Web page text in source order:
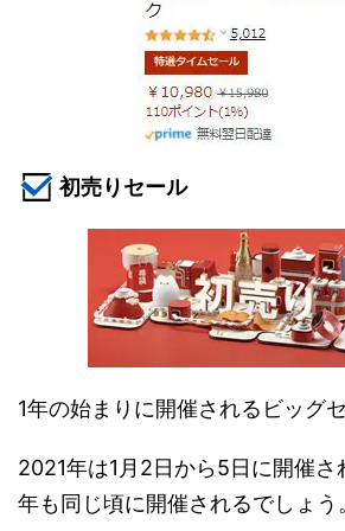
初売りセール
1年の始まりに開催されるビッグ
2021年は1月2日から5日に開催
年も同じ頃に開催されるでしょう